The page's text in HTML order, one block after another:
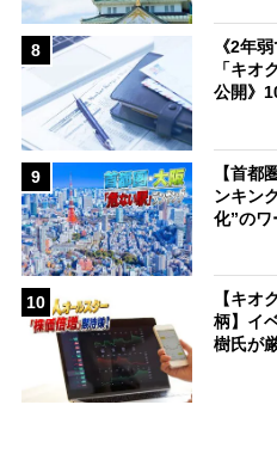
8
《2年
「キオ
公開》
9
【首都
ンキン
化”の
10
【キオ
柄】イ
樹氏が